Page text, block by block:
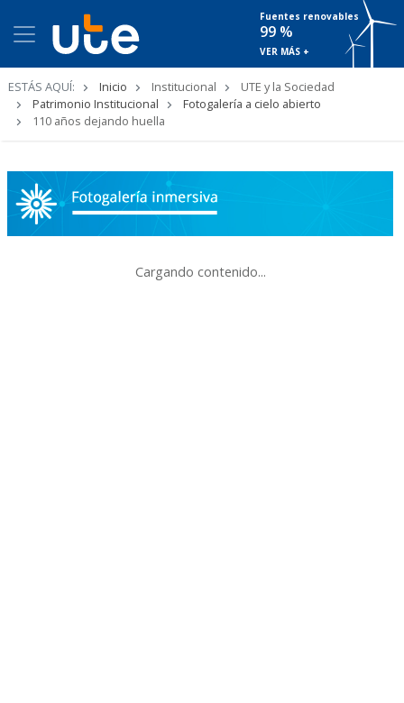
Fuentes renovables
99 %
VER MÁS +
ESTÁS AQUÍ: Inicio Institucional
UTE y la Sociedad
Patrimonio Institucional
Fotogalería a cielo abierto
110 años dejando huella
Cargando contenido...